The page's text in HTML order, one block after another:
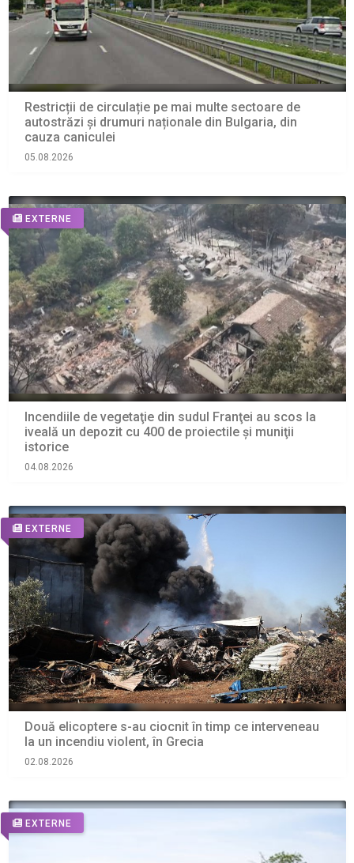
Restricții de circulație pe mai multe sectoare de
autostrăzi și drumuri naționale din Bulgaria, din
cauza caniculei
05.08.2026
EXTERNE
Incendiile de vegetaţie din sudul Franţei au scos la
iveală un depozit cu 400 de proiectile şi muniţii
istorice
04.08.2026
EXTERNE
Două elicoptere s-au ciocnit în timp ce interveneau
la un incendiu violent, în Grecia
02.08.2026
EXTERNE